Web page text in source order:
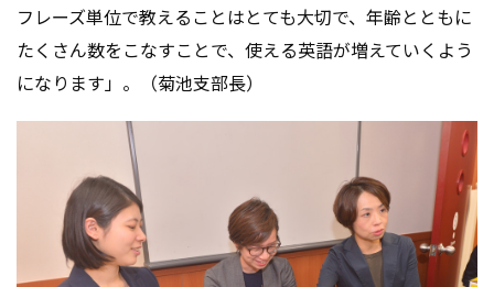
フレーズ単位で教えることはとても大切で、年齢とともに
たくさん数をこなすことで、使える英語が増えていくよう
になります」。（菊池支部長）